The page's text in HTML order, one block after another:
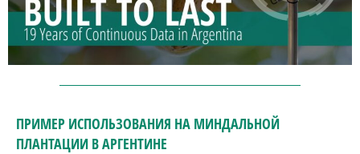
ПРИМЕР ИСПОЛЬЗОВАНИЯ НА МИНДАЛЬНОЙ
ПЛАНТАЦИИ В АРГЕНТИНЕ